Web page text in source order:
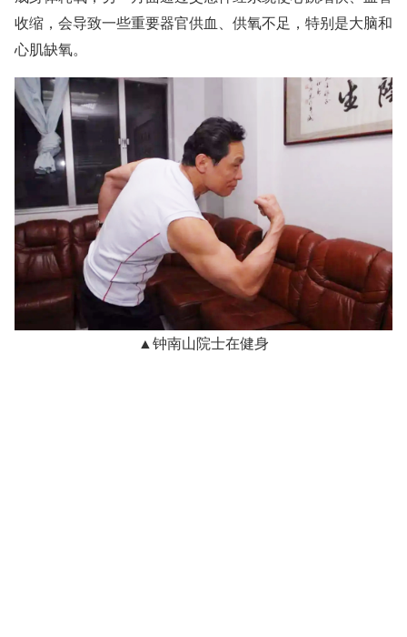
收缩，会导致一些重要器官供血、供氧不足，特别是大脑和
心肌缺氧。
▲钟南山院士在健身